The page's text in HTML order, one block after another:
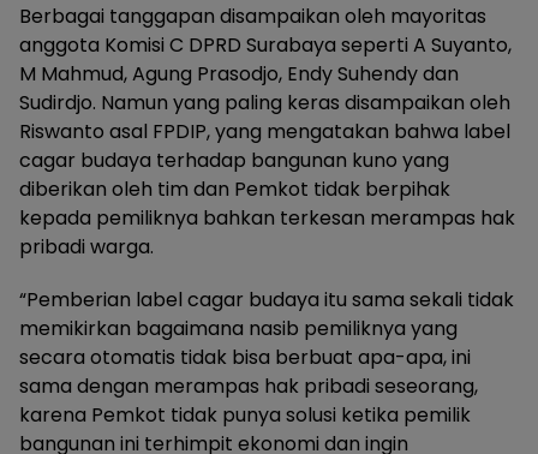
Berbagai tanggapan disampaikan oleh mayoritas
anggota Komisi C DPRD Surabaya seperti A Suyanto,
M Mahmud, Agung Prasodjo, Endy Suhendy dan
Sudirdjo. Namun yang paling keras disampaikan oleh
Riswanto asal FPDIP, yang mengatakan bahwa label
cagar budaya terhadap bangunan kuno yang
diberikan oleh tim dan Pemkot tidak berpihak
kepada pemiliknya bahkan terkesan merampas hak
pribadi warga.
“Pemberian label cagar budaya itu sama sekali tidak
memikirkan bagaimana nasib pemiliknya yang
secara otomatis tidak bisa berbuat apa-apa, ini
sama dengan merampas hak pribadi seseorang,
karena Pemkot tidak punya solusi ketika pemilik
bangunan ini terhimpit ekonomi dan ingin